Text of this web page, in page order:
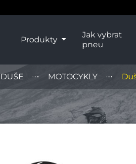
Produkty
Jak vybrat
pneu
DUŠE MOTOCYKLY